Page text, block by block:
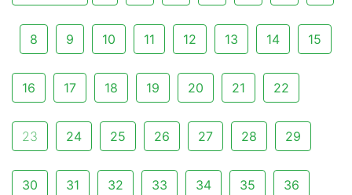
8 9 10 11 12 13 14 15
16 17 18 19 20 21 22
23 24 25 26 27 28 29
30 31 32 33 34 35 36